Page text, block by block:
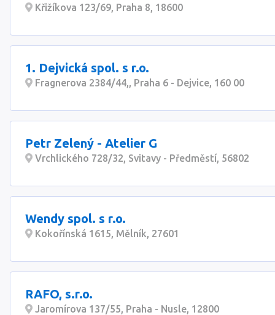
Křižíkova 123/69, Praha 8, 18600
1. Dejvická spol. s r.o.
Fragnerova 2384/44,, Praha 6 - Dejvice, 160 00
Petr Zelený - Atelier G
Vrchlického 728/32, Svitavy - Předměstí, 56802
Wendy spol. s r.o.
Kokořínská 1615, Mělník, 27601
RAFO, s.r.o.
Jaromírova 137/55, Praha - Nusle, 12800